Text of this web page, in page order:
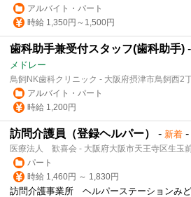
アルバイト・パート
時給 1,350円～1,500円
歯科助手兼受付スタッフ(歯科助手) -
メドレー
鳥飼NK歯科クリニック - 大阪府摂津市鳥飼西2
アルバイト・パート
時給 1,200円
訪問介護員（登録ヘルパー） - 新着 -
医療法人 歓喜会 - 大阪府大阪市天王寺区生玉
パート
時給 1,460円 ～ 1,830円
訪問介護事業所 ヘルパーステーションみ